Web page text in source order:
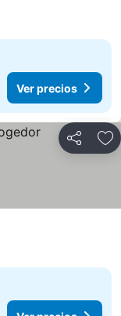
Ver precios
Compartir